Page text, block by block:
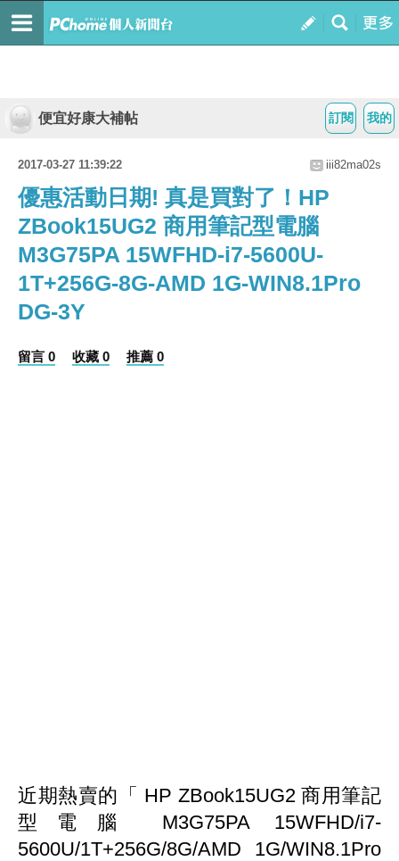
我的
訂閱
便宜好康大補帖
2017-03-27 11:39:22 iii82ma02s
優惠活動日期! 真是買對了！HP
ZBook15UG2 商用筆記型電腦
M3G75PA 15WFHD-i7-5600U-
1T+256G-8G-AMD 1G-WIN8.1Pro
DG-3Y
留言 0 收藏 0 推薦 0
近期熱賣的 「 HP ZBook15UG2 商用筆記
型電腦 M3G75PA 15WFHD/i7-
5600U/1T+256G/8G/AMD 1G/WIN8.1Pro